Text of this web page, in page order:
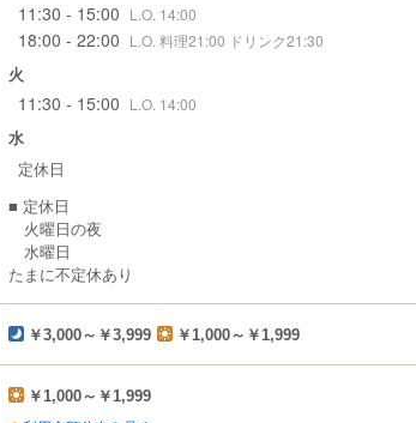
11:30 - 15:00 L.O. 14:00
18:00 - 22:00 L.O. 料理21:00 ドリンク21:30
火
11:30 - 15:00 L.O. 14:00
水
定休日
■ 定休日
火曜日の夜
水曜日
たまに不定休あり
￥3,000～￥3,999 ￥1,000～￥1,999
￥1,000～￥1,999